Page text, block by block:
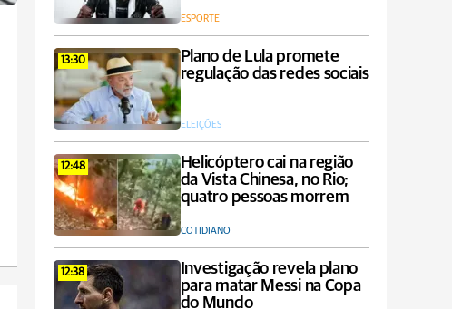
ESPORTE
13:30
Plano de Lula promete
regulação das redes sociais
ELEIÇÕES
12:48
Helicóptero cai na região
da Vista Chinesa, no Rio;
quatro pessoas morrem
COTIDIANO
12:38
Investigação revela plano
para matar Messi na Copa
do Mundo